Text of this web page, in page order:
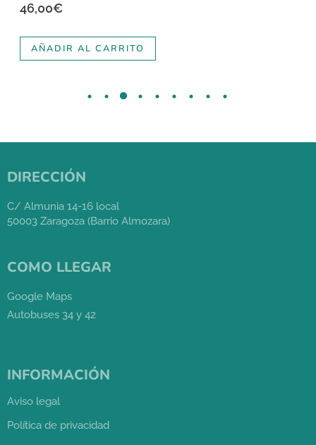
46,00€
AÑADIR AL CARRITO
DIRECCIÓN
C/ Almunia 14-16 local
50003 Zaragoza (Barrio Almozara)
COMO LLEGAR
Google Maps
Autobuses 34 y 42
INFORMACIÓN
Aviso legal
Política de privacidad